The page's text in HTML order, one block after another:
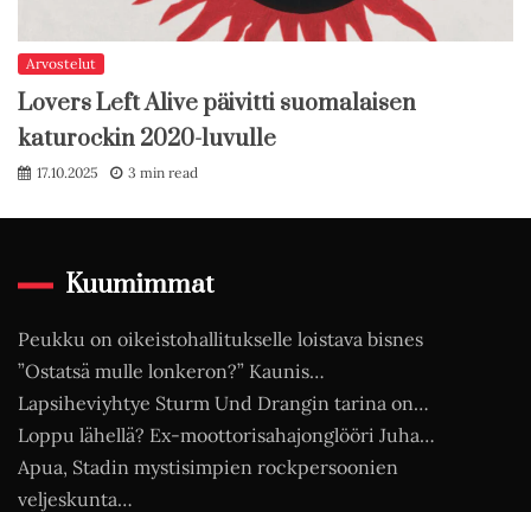
Arvostelut
Lovers Left Alive päivitti suomalaisen
katurockin 2020-luvulle
17.10.2025 3 min read
Kuumimmat
Peukku on oikeistohallitukselle loistava bisnes
”Ostatsä mulle lonkeron?” Kaunis…
Lapsiheviyhtye Sturm Und Drangin tarina on…
Loppu lähellä? Ex-moottorisahajonglööri Juha…
Apua, Stadin mystisimpien rockpersoonien
veljeskunta…